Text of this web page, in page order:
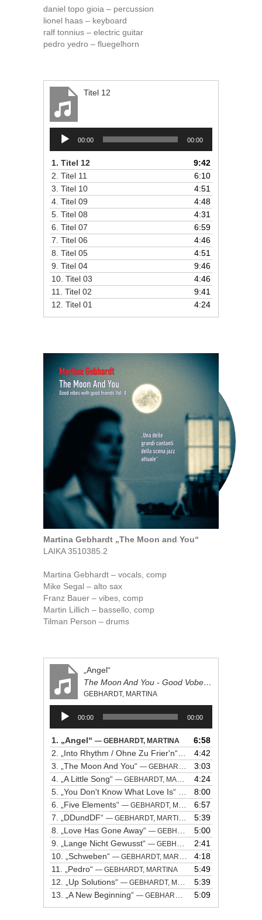
daniel topo gioia – percussion
lionel haas – keyboard
ralf tonnius – electric guitar
pedro yedro – fluegelhorn
Titel 12
Audio-
Player
00:00 00:00
1. Titel 12
9:42
2. Titel 11
6:10
3. Titel 10
4:51
4. Titel 09
4:48
5. Titel 08
4:31
6. Titel 07
6:59
7. Titel 06
4:46
8. Titel 05
4:51
9. Titel 04
9:46
10. Titel 03
4:46
11. Titel 02
9:41
12. Titel 01 4:24
Martina Gebhardt „The Moon and You“
LAIKA 3510385.2
Martina Gebhardt – vocals, comp
Mike Segal – alto sax
Franz Bauer – vibes, comp
Martin Lillich – bassello, comp
Tilman Person – drums
„Angel“
The Moon And You - Good Vobes With Good Friends Vol. II
GEBHARDT, MARTINA
Audio-
Player
00:00 00:00
1. „Angel“ — GEBHARDT, MARTINA
6:58
2.
„Into Rhythm / Ohne Zu Frier'n“ — GEBHARDT, MARTINA
4:42
3.
„The Moon And You“ — GEBHARDT, MARTINA
3:03
4.
„A Little Song“ — GEBHARDT, MARTINA
4:24
5.
„You Don't Know What Love Is“ — GEBHARDT, MARTINA
8:00
6.
„Five Elements“ — GEBHARDT, MARTINA
6:57
7.
„DDundDF“ — GEBHARDT, MARTINA
5:39
8.
„Love Has Gone Away“ — GEBHARDT, MARTINA
5:00
9.
„Lange Nicht Gewusst“ — GEBHARDT, MARTINA
2:41
10.
„Schweben“ — GEBHARDT, MARTINA
4:18
11.
„Pedro“ — GEBHARDT, MARTINA
5:49
12.
„Up Solutions“ — GEBHARDT, MARTINA
5:39
13.
„A New Beginning“ — GEBHARDT, MARTINA 5:09